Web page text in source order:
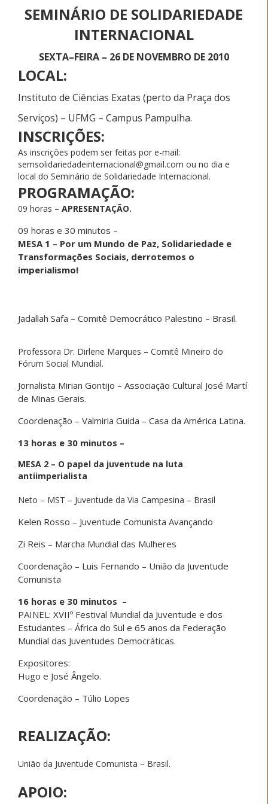
SEMINÁRIO DE SOLIDARIEDADE
INTERNACIONAL
SEXTA–FEIRA – 26 DE NOVEMBRO DE 2010
LOCAL:
Instituto de Ciências Exatas (perto da Praça dos
Serviços) – UFMG – Campus Pampulha.
INSCRIÇÕES:
As inscrições podem ser feitas por e-mail:
semsolidariedadeinternacional@gmail.com ou no dia e
local do Seminário de Solidariedade Internacional.
PROGRAMAÇÃO:
09 horas – APRESENTAÇÃO.
09 horas e 30 minutos –
MESA 1 – Por um Mundo de Paz, Solidariedade e
Transformações Sociais, derrotemos o
imperialismo!
Jadallah Safa – Comitê Democrático Palestino – Brasil.
Professora Dr. Dirlene Marques – Comitê Mineiro do
Fórum Social Mundial.
Jornalista Mirian Gontijo – Associação Cultural José Martí
de Minas Gerais.
Coordenação – Valmiria Guida – Casa da América Latina.
13 horas e 30 minutos –
MESA 2 – O papel da juventude na luta
antiimperialista
Neto – MST – Juventude da Via Campesina – Brasil
Kelen Rosso – Juventude Comunista Avançando
Zi Reis – Marcha Mundial das Mulheres
Coordenação – Luis Fernando – União da Juventude
Comunista
16 horas e 30 minutos –
PAINEL: XVIIº Festival Mundial da Juventude e dos
Estudantes – África do Sul e 65 anos da Federação
Mundial das Juventudes Democráticas.
Expositores:
Hugo e José Ângelo.
Coordenação – Túlio Lopes
REALIZAÇÃO:
União da Juventude Comunista – Brasil.
APOIO: